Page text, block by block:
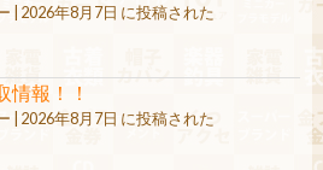
2026年8月7日 に投稿された
情報！！
2026年8月7日 に投稿された